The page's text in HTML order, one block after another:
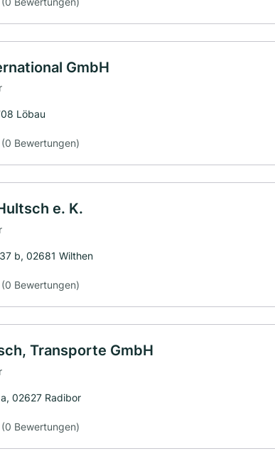
GmbH
Löbau
(0 Bewertungen)
e. K.
b, 02681 Wilthen
(0 Bewertungen)
Transporte GmbH
02627 Radibor
(0 Bewertungen)